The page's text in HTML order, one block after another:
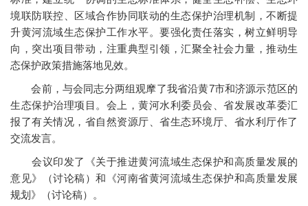
境联防联控、区域合作协同联动的生态保护治理机制，不断提
升黄河流域生态保护工作水平。要强化责任落实，树立鲜明导
向，突出项目带动，注重典型引领，汇聚全社会力量，推动生
态保护政策措施落地见效。
会前，与会同志分两组观摩了我省沿黄7市和济源示范区的
生态保护治理项目。会上，黄河水利委员会、省发展改革委汇
报了有关情况，省自然资源厅、省生态环境厅、省水利厅作了
交流发言。
会议印发了《关于推进黄河流域生态保护和高质量发展的
意见》（讨论稿）和《河南省黄河流域生态保护和高质量发展
规划》（讨论稿）。